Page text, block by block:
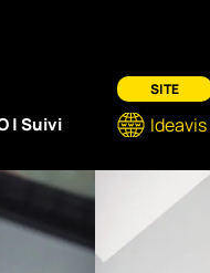
| Suivi
SITE
Ideavis